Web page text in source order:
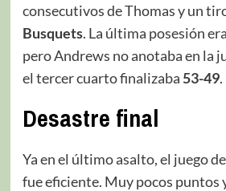
consecutivos de Thomas y un
Busquets. La última posesión
pero Andrews no anotaba en la
el tercer cuarto finalizaba 53-49.
Desastre final
Ya en el último asalto, el juego
fue eficiente. Muy pocos puntos